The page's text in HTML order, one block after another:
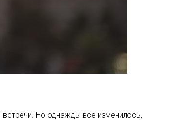
встречи. Но однажды все изменилось,